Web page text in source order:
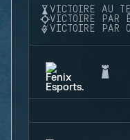
VICTOIRE AU
VICTOIRE PAR
VICTOIRE PAR